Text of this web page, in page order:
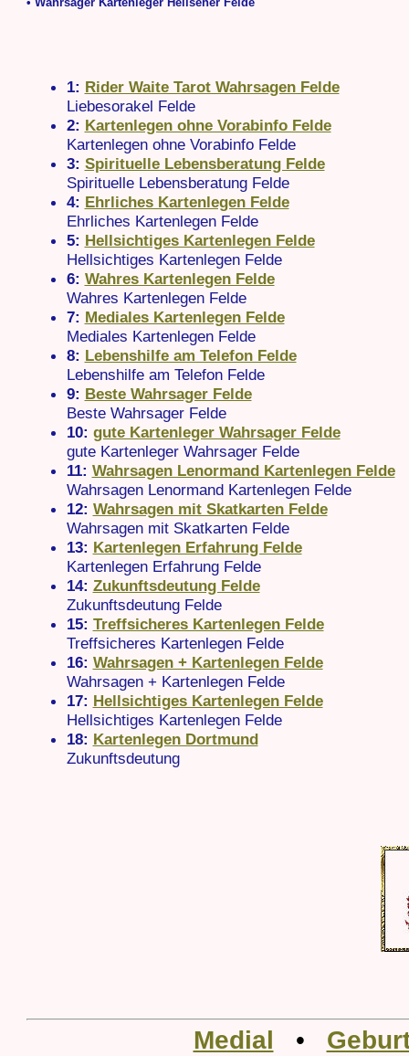
1: Rider Waite Tarot Wahrsagen Felde
Liebesorakel Felde
2: Kartenlegen ohne Vorabinfo Felde
Kartenlegen ohne Vorabinfo Felde
3: Spirituelle Lebensberatung Felde
Spirituelle Lebensberatung Felde
4: Ehrliches Kartenlegen Felde
Ehrliches Kartenlegen Felde
5: Hellsichtiges Kartenlegen Felde
Hellsichtiges Kartenlegen Felde
6: Wahres Kartenlegen Felde
Wahres Kartenlegen Felde
7: Mediales Kartenlegen Felde
Mediales Kartenlegen Felde
8: Lebenshilfe am Telefon Felde
Lebenshilfe am Telefon Felde
9: Beste Wahrsager Felde
Beste Wahrsager Felde
10: gute Kartenleger Wahrsager Felde
gute Kartenleger Wahrsager Felde
11: Wahrsagen Lenormand Kartenlegen Felde
Wahrsagen Lenormand Kartenlegen Felde
12: Wahrsagen mit Skatkarten Felde
Wahrsagen mit Skatkarten Felde
13: Kartenlegen Erfahrung Felde
Kartenlegen Erfahrung Felde
14: Zukunftsdeutung Felde
Zukunftsdeutung Felde
15: Treffsicheres Kartenlegen Felde
Treffsicheres Kartenlegen Felde
16: Wahrsagen + Kartenlegen Felde
Wahrsagen + Kartenlegen Felde
17: Hellsichtiges Kartenlegen Felde
Hellsichtiges Kartenlegen Felde
18: Kartenlegen Dortmund
Zukunftsdeutung
Medial •